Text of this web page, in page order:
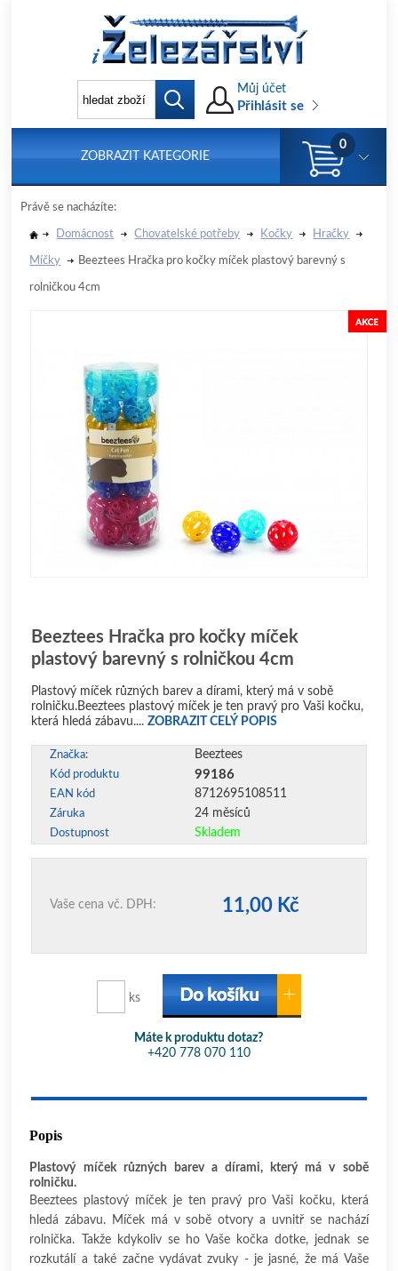
Můj účet
Přihlásit se
ZOBRAZIT KATEGORIE
0
Právě se nacházíte:
Domácnost Chovatelské potřeby Kočky Hračky
Míčky Beeztees Hračka pro kočky míček plastový barevný s
rolničkou 4cm
Beeztees Hračka pro kočky míček
plastový barevný s rolničkou 4cm
Plastový míček různých barev a dírami, který má v sobě
rolničku.Beeztees plastový míček je ten pravý pro Vaši kočku,
která hledá zábavu.... ZOBRAZIT CELÝ POPIS
Značka: Beeztees
Kód produktu 99186
EAN kód 8712695108511
Záruka 24 měsíců
Dostupnost Skladem
Vaše cena vč. DPH: 11,00 Kč
ks
Máte k produktu dotaz?
+420 778 070 110
Popis
Plastový míček různých barev a dírami, který má v sobě
rolničku.
Beeztees plastový míček je ten pravý pro Vaši kočku, která
hledá zábavu. Míček má v sobě otvory a uvnitř se nachází
rolnička. Takže kdykoliv se ho Vaše kočka dotke, jednak se
rozkutálí a také začne vydávat zvuky - je jasné, že má Vaše